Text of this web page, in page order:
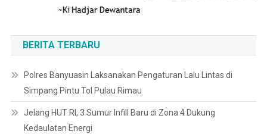
BERITA TERBARU
Polres Banyuasin Laksanakan Pengaturan Lalu Lintas di
Simpang Pintu Tol Pulau Rimau
Jelang HUT RI, 3 Sumur Infill Baru di Zona 4 Dukung
Kedaulatan Energi